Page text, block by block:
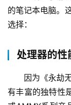
的笔记本电脑。
选择：
处理器的性
因为《永劫
有丰富的独特性